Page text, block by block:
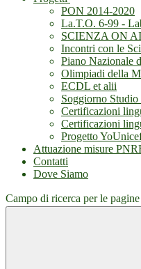
PON 2014-2020
La.T.O. 6-99 -
SCIENZA ON
Incontri con le
Piano Nazionale
Olimpiadi della
ECDL et alii
Soggiorno Studio
Certificazioni
Certificazioni
Progetto
Attuazione misure
Contatti
Dove Siamo
Campo di ricerca per le